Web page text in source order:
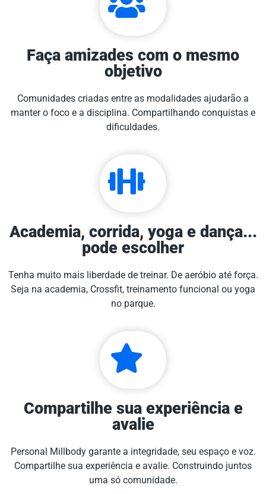
Faça amizades com o mesmo
objetivo
Comunidades criadas entre as modalidades ajudarão a
manter o foco e a disciplina. Compartilhando conquistas e
dificuldades.
Academia, corrida, yoga e dança...
pode escolher
Tenha muito mais liberdade de treinar. De aeróbio até força.
Seja na academia, Crossfit, treinamento funcional ou yoga
no parque.
Compartilhe sua experiência e
avalie
Personal Millbody garante a integridade, seu espaço e voz.
Compartilhe sua experiência e avalie. Construindo juntos
uma só comunidade.